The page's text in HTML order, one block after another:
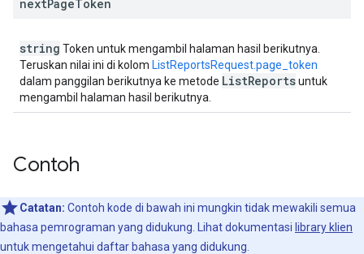
nextPageToken
string Token untuk mengambil halaman hasil berikutnya.
Teruskan nilai ini di kolom ListReportsRequest.page_token
dalam panggilan berikutnya ke metode ListReportsuntuk
mengambil halaman hasil berikutnya.
Contoh
Catatan: Contoh kode di bawah ini mungkin tidak mewakili semua
bahasa pemrograman yang didukung. Lihat dokumentasi library klien
untuk mengetahui daftar bahasa yang didukung.